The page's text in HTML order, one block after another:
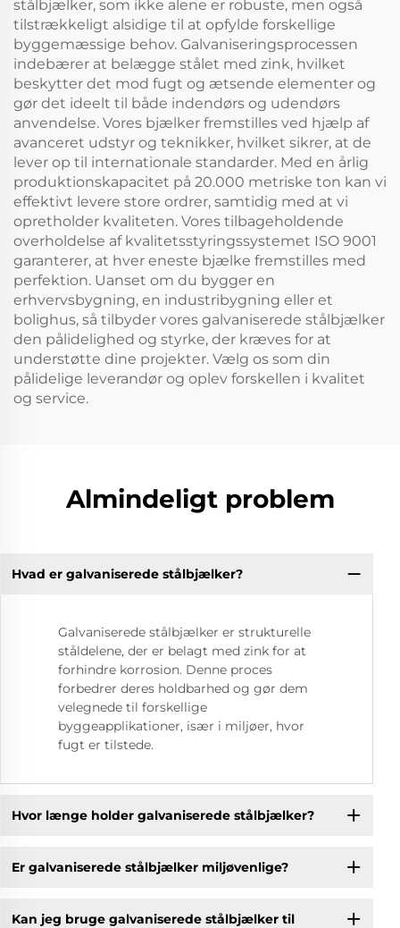
stålbjælker, som ikke alene er robuste, men også
tilstrækkeligt alsidige til at opfylde forskellige
byggemæssige behov. Galvaniseringsprocessen
indebærer at belægge stålet med zink, hvilket
beskytter det mod fugt og ætsende elementer og
gør det ideelt til både indendørs og udendørs
anvendelse. Vores bjælker fremstilles ved hjælp af
avanceret udstyr og teknikker, hvilket sikrer, at de
lever op til internationale standarder. Med en årlig
produktionskapacitet på 20.000 metriske ton kan vi
effektivt levere store ordrer, samtidig med at vi
opretholder kvaliteten. Vores tilbageholdende
overholdelse af kvalitetsstyringssystemet ISO 9001
garanterer, at hver eneste bjælke fremstilles med
perfektion. Uanset om du bygger en
erhvervsbygning, en industribygning eller et
bolighus, så tilbyder vores galvaniserede stålbjælker
den pålidelighed og styrke, der kræves for at
understøtte dine projekter. Vælg os som din
pålidelige leverandør og oplev forskellen i kvalitet
og service.
Almindeligt problem
Hvad er galvaniserede stålbjælker?
Galvaniserede stålbjælker er strukturelle
ståldelene, der er belagt med zink for at
forhindre korrosion. Denne proces
forbedrer deres holdbarhed og gør dem
velegnede til forskellige
byggeapplikationer, især i miljøer, hvor
fugt er tilstede.
Hvor længe holder galvaniserede stålbjælker?
Er galvaniserede stålbjælker miljøvenlige?
Kan jeg bruge galvaniserede stålbjælker til